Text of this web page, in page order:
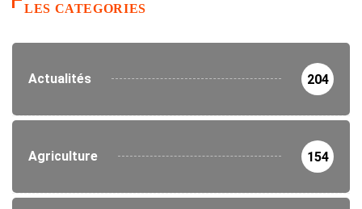
LES CATEGORIES
Actualités 204
Agriculture 154